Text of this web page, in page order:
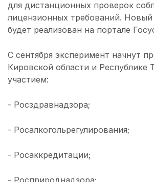
для дистанционных проверок
лицензионных требований.
будет реализован на портале
С сентября эксперимент начнут
Кировской области и Республике
участием:
- Росздравнадзора;
- Росалкогольрегулирования;
- Росаккредитации;
- Росприроднадзора;